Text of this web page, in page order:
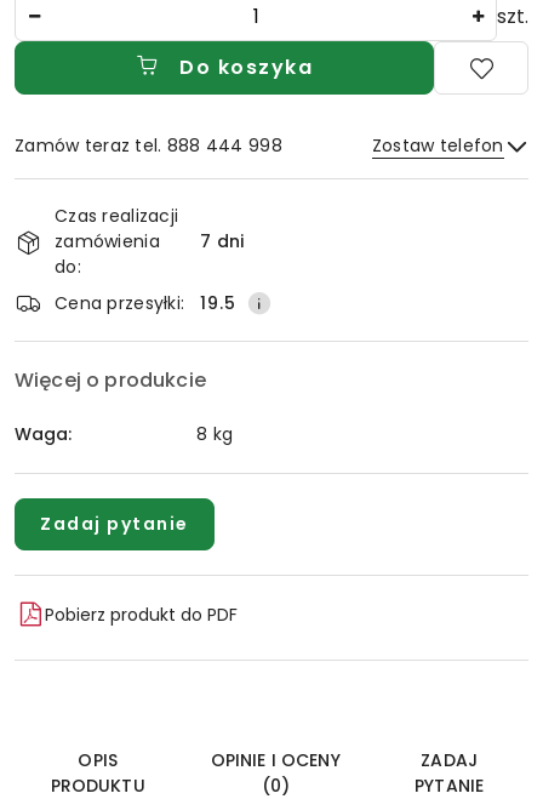
szt.
Do koszyka
Zamów teraz tel. 888 444 998 Zostaw telefon
Wyślij
i
dostawa
Czas realizacji
zamówienia
do:
7 dni
Cena przesyłki: 19.5
Więcej o produkcie
Waga: 8 kg
Zadaj pytanie
Pobierz produkt do PDF
OPIS
PRODUKTU
OPINIE I OCENY
(0)
ZADAJ
PYTANIE